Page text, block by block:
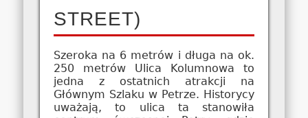
STREET)
Szeroka na 6 metrów i długa na ok.
250 metrów Ulica Kolumnowa to
jedna z ostatnich atrakcji na
Głównym Szlaku w Petrze. Historycy
uważają, to ulica ta stanowiła